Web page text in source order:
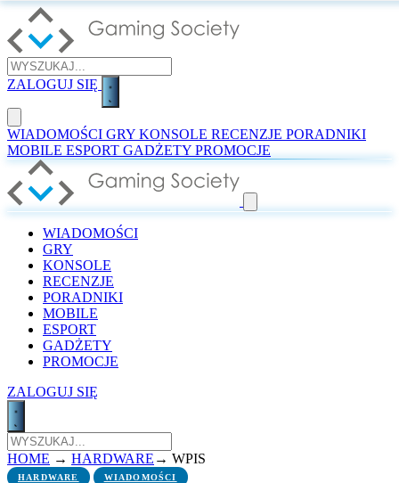
ZALOGUJ SIĘ
WIADOMOŚCI GRY KONSOLE RECENZJE PORADNIKI
MOBILE ESPORT GADŻETY PROMOCJE
WIADOMOŚCI
GRY
KONSOLE
RECENZJE
PORADNIKI
MOBILE
ESPORT
GADŻETY
PROMOCJE
ZALOGUJ SIĘ
HOME → HARDWARE → WPIS
HARDWARE WIADOMOŚCI